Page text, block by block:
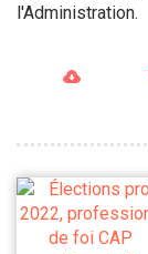
l'Administration.